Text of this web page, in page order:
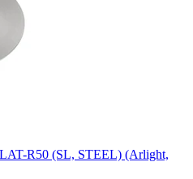
R50 (SL, STEEL) (Arlight,